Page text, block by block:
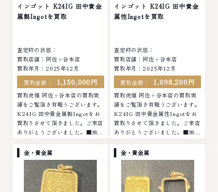
り、他店ではお値段の付かなかっ
たお品物でも、一点一点丁寧に無
料で査定します。お気軽にご連絡
休日: 年中無休
他店ではお値段の付かなかったお
品物でも、一点一点丁寧に無料で
査定します。お気軽にご連絡くだ
中無休
インゴット K24IG 田中貴金
属製Ingotを買取
査定時の状態：
買取店舗：阿佐ヶ谷本店
買取年月：2025年12月
買取金額：
1,150,000円
買取虎福 阿佐ヶ谷本店の買取実
績をご覧頂き有難うございます。
K24IG 田中貴金属製Ingotをお
買取りさせて頂きました。ご来店
ありがとうございました。■地域
ヤモンド ブランド品 ブランド衣
類 お酒買取りのことなら、お任
せくださいなかでも金・プラチナ
等のアクセサリー・貴金属・宝
石・ダイヤモンド・ジュエリーや
インゴット K24IG 田中貴金
属性Ingotを買取
査定時の状態：
買取店舗：阿佐ヶ谷本店
買取年月：2025年12月
買取金額：
1,098,200円
買取虎福 阿佐ヶ谷本店の買取実
績をご覧頂き有難うございます。
K24IG 田中貴金属性Ingotをお
買取りさせて頂きました。ご来店
ありがとうございました。■地域
ヤモンド ブランド品 ブランド衣
類 お酒買取りのことなら、お任
せくださいなかでも金・プラチナ
等のアクセサリー・貴金属・宝
石・ダイヤモンド・ジュエリーや
金・貴金属 金・貴金属